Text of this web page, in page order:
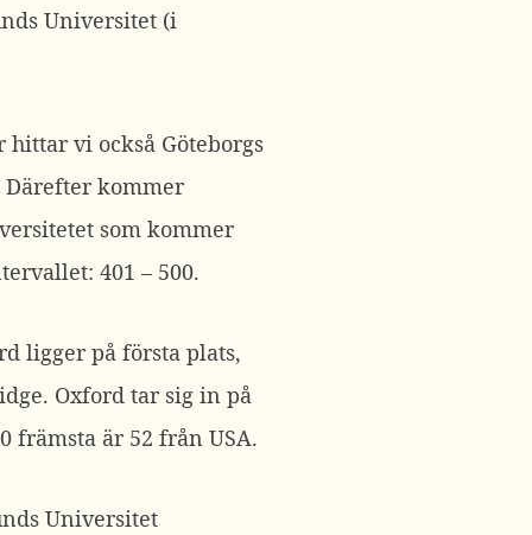
Universitet (i
hittar vi också Göteborgs
Därefter kommer
som kommer
401 – 500.
ligger på första plats,
Oxford tar sig in på
främsta är 52 från USA.
Universitet